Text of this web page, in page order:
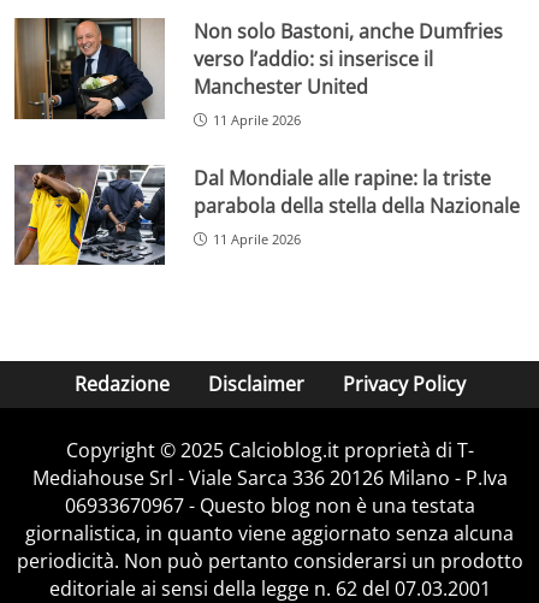
Non solo Bastoni, anche Dumfries
verso l’addio: si inserisce il
Manchester United
11 Aprile 2026
Dal Mondiale alle rapine: la triste
parabola della stella della Nazionale
11 Aprile 2026
Redazione Disclaimer Privacy Policy
Copyright © 2025 Calcioblog.it proprietà di T-
Mediahouse Srl - Viale Sarca 336 20126 Milano - P.Iva
06933670967 - Questo blog non è una testata
giornalistica, in quanto viene aggiornato senza alcuna
periodicità. Non può pertanto considerarsi un prodotto
editoriale ai sensi della legge n. 62 del 07.03.2001